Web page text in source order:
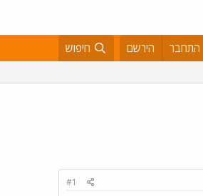
התחבר הירשם חיפוש
#1